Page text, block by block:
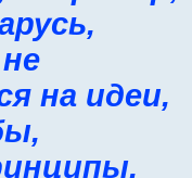
на идеи,